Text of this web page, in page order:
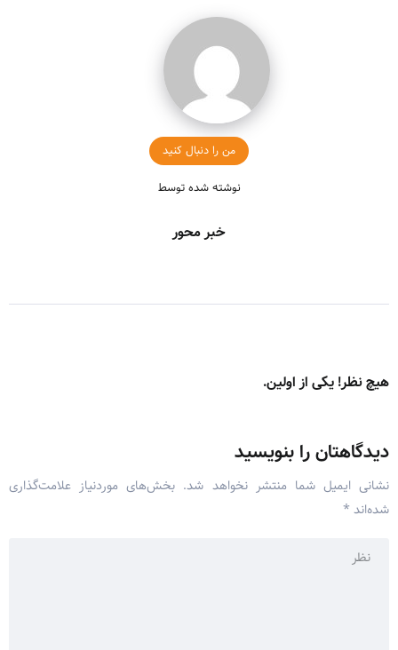
من را دنبال کنید
نوشته شده توسط
خبر محور
هیچ نظر! یکی از اولین.
دیدگاهتان را بنویسید
نشانی ایمیل شما منتشر نخواهد شد. بخش‌های موردنیاز علامت‌گذاری
شده‌اند *